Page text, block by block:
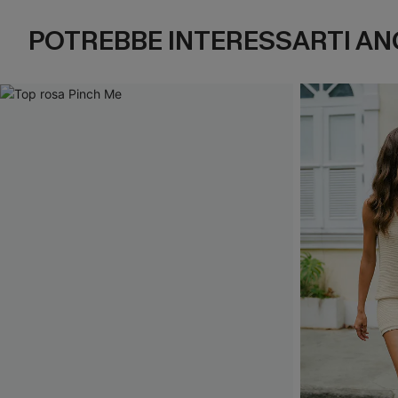
POTREBBE INTERESSARTI